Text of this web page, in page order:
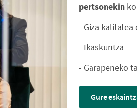
pertsonekin
- Giza
- Ikaskuntza
- Garapeneko
Gure